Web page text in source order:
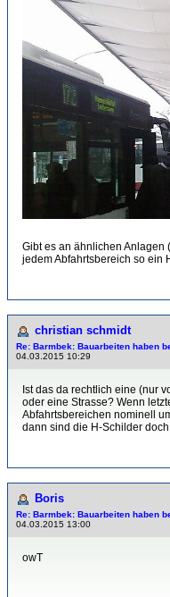
Gibt es an ähnlichen Anlagen
jedem Abfahrtsbereich so ein
christian schmidt
Re: Barmbek: Bauarbeiten haben
04.03.2015 10:29
Ist das da rechtlich eine (nur
oder eine Strasse? Wenn
Abfahrtsbereichen nominell
dann sind die H-Schilder
Boris
Re: Barmbek: Bauarbeiten haben
04.03.2015 13:00
owT